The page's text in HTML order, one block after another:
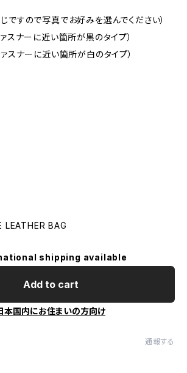
すので写真でお好みを選んでください）
スナーに近い箇所が黒のタイプ）
スナーに近い箇所が白のタイプ）
LEATHER BAG
shipping available
Add to cart
本国内にお住まいの方向け
通報する